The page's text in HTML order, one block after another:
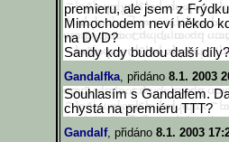
premieru, ale jsem z
Mimochodem neví někdo
na DVD?
Sandy kdy budou další
Gandalfka, přidáno 8.1. 2003
Souhlasím s Gandalfem.
chystá na premiéru TTT?
Gandalf, přidáno 8.1. 2003